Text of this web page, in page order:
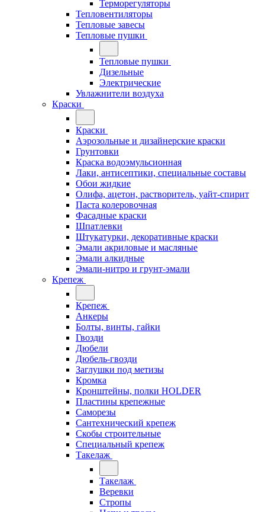
Терморегуляторы
Тепловентиляторы
Тепловые завесы
Тепловые пушки
Тепловые пушки
Дизельные
Электрические
Увлажнители воздуха
Краски
Краски
Аэрозольные и дизайнерские краски
Грунтовки
Краска водоэмульсионная
Лаки, антисептики, специальные составы
Обои жидкие
Олифа, ацетон, растворитель, уайт-спирит
Паста колеровочная
Фасадные краски
Шпатлевки
Штукатурки, декоративные краски
Эмали акриловые и масляные
Эмали алкидные
Эмали-нитро и грунт-эмали
Крепеж
Крепеж
Анкеры
Болты, винты, гайки
Гвозди
Дюбели
Дюбель-гвозди
Заглушки под метизы
Кромка
Кронштейны, полки НОLDER
Пластины крепежные
Саморезы
Сантехнический крепеж
Скобы строительные
Специальный крепеж
Такелаж
Такелаж
Веревки
Стропы